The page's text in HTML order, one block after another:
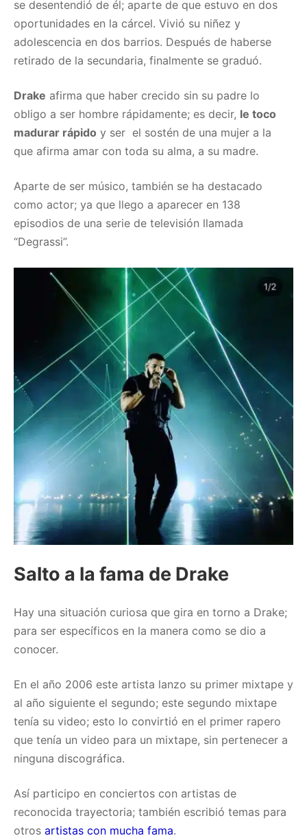
se desentendió de él; aparte de que estuvo en dos
oportunidades en la cárcel. Vivió su niñez y
adolescencia en dos barrios. Después de haberse
retirado de la secundaria, finalmente se graduó.
Drake afirma que haber crecido sin su padre lo
obligo a ser hombre rápidamente; es decir, le toco
madurar rápido y ser el sostén de una mujer a la
que afirma amar con toda su alma, a su madre.
Aparte de ser músico, también se ha destacado
como actor; ya que llego a aparecer en 138
episodios de una serie de televisión llamada
“Degrassi”.
Salto a la fama de Drake
Hay una situación curiosa que gira en torno a Drake;
para ser específicos en la manera como se dio a
conocer.
En el año 2006 este artista lanzo su primer mixtape y
al año siguiente el segundo; este segundo mixtape
tenía su video; esto lo convirtió en el primer rapero
que tenía un video para un mixtape, sin pertenecer a
ninguna discográfica.
Así participo en conciertos con artistas de
reconocida trayectoria; también escribió temas para
otros artistas con mucha fama.